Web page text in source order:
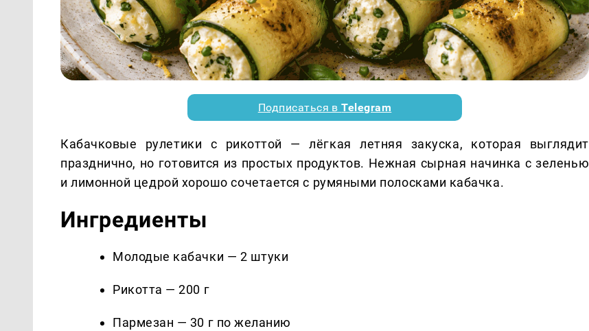
Подписаться вTelegram
Кабачковые рулетики с рикоттой — лёгкая летняя закуска, которая выглядит
празднично, но готовится из простых продуктов. Нежная сырная начинка с зеленью
и лимонной цедрой хорошо сочетается с румяными полосками кабачка.
Ингредиенты
Молодые кабачки — 2 штуки
Рикотта — 200 г
Пармезан — 30 г по желанию